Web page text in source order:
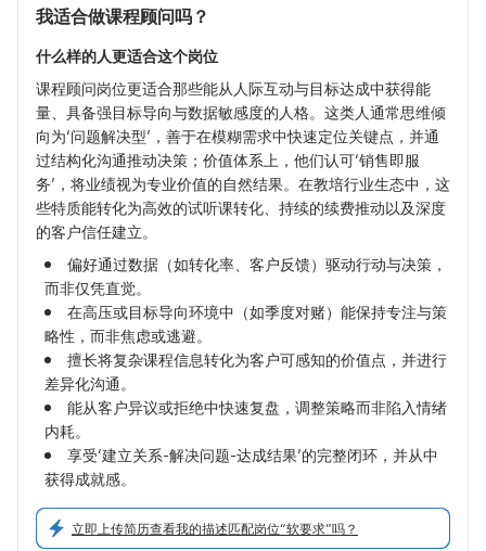
我适合做课程顾问吗？
什么样的人更适合这个岗位
课程顾问岗位更适合那些能从人际互动与目标达成中获得能
量、具备强目标导向与数据敏感度的人格。这类人通常思维倾
向为‘问题解决型’，善于在模糊需求中快速定位关键点，并通
过结构化沟通推动决策；价值体系上，他们认可‘销售即服
务’，将业绩视为专业价值的自然结果。在教培行业生态中，这
些特质能转化为高效的试听课转化、持续的续费推动以及深度
的客户信任建立。
偏好通过数据（如转化率、客户反馈）驱动行动与决策，
而非仅凭直觉。
在高压或目标导向环境中（如季度对赌）能保持专注与策
略性，而非焦虑或逃避。
擅长将复杂课程信息转化为客户可感知的价值点，并进行
差异化沟通。
能从客户异议或拒绝中快速复盘，调整策略而非陷入情绪
内耗。
享受‘建立关系-解决问题-达成结果’的完整闭环，并从中
获得成就感。
立即上传简历查看我的描述匹配岗位“软要求”吗？